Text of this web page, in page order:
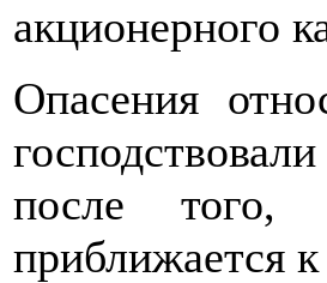
акционерного
Опасения
после того,
приближается